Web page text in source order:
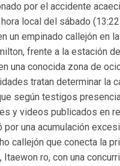
por el accidente
local del sábado (13:22
un empinado callejón en
frente a la estación
una conocida zona de
tratan determinar la
según testigos
y videos publicados en
por una acumulación
callejón que conecta la
Itaewon ro, con una